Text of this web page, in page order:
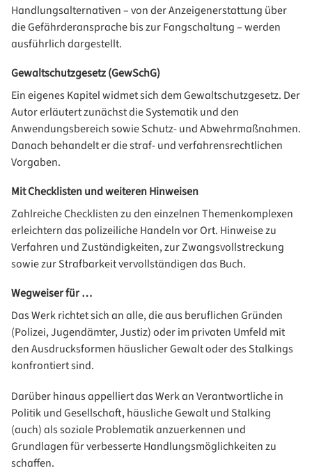
Handlungsalternativen – von der Anzeigenerstattung über
die Gefährderansprache bis zur Fangschaltung – werden
ausführlich dargestellt.
Gewaltschutzgesetz (GewSchG)
Ein eigenes Kapitel widmet sich dem Gewaltschutzgesetz. Der
Autor erläutert zunächst die Systematik und den
Anwendungsbereich sowie Schutz- und Abwehrmaßnahmen.
Danach behandelt er die straf- und verfahrensrechtlichen
Vorgaben.
Mit Checklisten und weiteren Hinweisen
Zahlreiche Checklisten zu den einzelnen Themenkomplexen
erleichtern das polizeiliche Handeln vor Ort. Hinweise zu
Verfahren und Zuständigkeiten, zur Zwangsvollstreckung
sowie zur Strafbarkeit vervollständigen das Buch.
Wegweiser für …
Das Werk richtet sich an alle, die aus beruflichen Gründen
(Polizei, Jugendämter, Justiz) oder im privaten Umfeld mit
den Ausdrucksformen häuslicher Gewalt oder des Stalkings
konfrontiert sind.
Darüber hinaus appelliert das Werk an Verantwortliche in
Politik und Gesellschaft, häusliche Gewalt und Stalking
(auch) als soziale Problematik anzuerkennen und
Grundlagen für verbesserte Handlungsmöglichkeiten zu
schaffen.